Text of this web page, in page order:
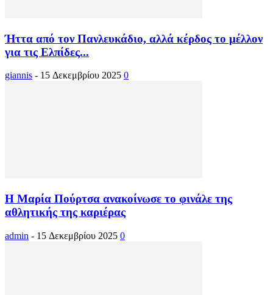
Ήττα από τον Πανλευκάδιο, αλλά κέρδος το μέλλον
για τις Ελπίδες...
giannis - 15 Δεκεμβρίου 2025 0
Η Μαρία Πούρτσα ανακοίνωσε το φινάλε της
αθλητικής της καριέρας
admin - 15 Δεκεμβρίου 2025 0